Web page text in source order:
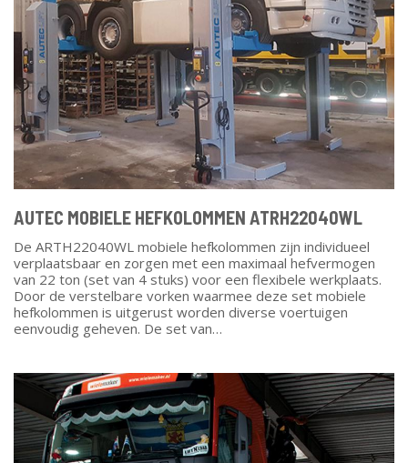
AUTEC MOBIELE HEFKOLOMMEN ATRH22040WL
De ARTH22040WL mobiele hefkolommen zijn individueel
verplaatsbaar en zorgen met een maximaal hefvermogen
van 22 ton (set van 4 stuks) voor een flexibele werkplaats.
Door de verstelbare vorken waarmee deze set mobiele
hefkolommen is uitgerust worden diverse voertuigen
eenvoudig geheven. De set van…